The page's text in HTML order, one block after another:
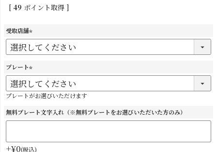
[ 49 ポイント取得 ]
受取店舗
(
必
)
プレート
(
必
須
プレートがお選びいただけます
無料プレート文字入れ（※無料プレートをお選びいただいた方のみ）
+¥0 税込